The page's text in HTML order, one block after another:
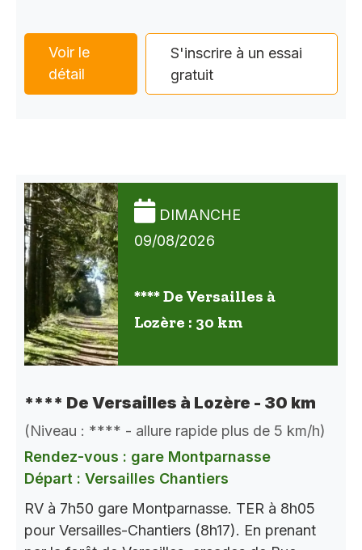
Voir le
détail
S'inscrire à un essai
gratuit
DIMANCHE
09/08/2026
**** De Versailles à
Lozère : 30 km
**** De Versailles à Lozère - 30 km
(Niveau : **** - allure rapide plus de 5 km/h)
Rendez-vous : gare Montparnasse
Départ : Versailles Chantiers
RV à 7h50 gare Montparnasse. TER à 8h05
pour Versailles-Chantiers (8h17). En prenant